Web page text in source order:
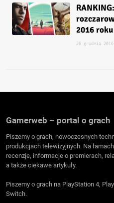
2016 roku
26 grudnia 2016
Gamerweb – portal o grach
Piszemy o grach, nowoczesnych
produkcjach telewizyjnych. Na
recenzje, informacje o premierach,
a także ciekawe artykuły.
Piszemy o grach na PlayStation 4,
Switch.